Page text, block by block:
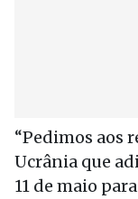
“Pedimos aos
Ucrânia que
11 de maio